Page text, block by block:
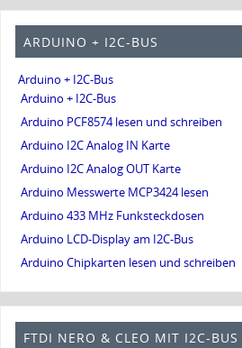
ARDUINO + I2C-BUS
Arduino + I2C-Bus
Arduino + I2C-Bus
Arduino PCF8574 lesen und schreiben
Arduino I2C Analog IN Karte
Arduino I2C Analog OUT Karte
Arduino Messwerte MCP3424 lesen
Arduino 433 MHz Funksteckdosen
Arduino LCD-Display am I2C-Bus
Arduino Chipkarten lesen und schreiben
FTDI NERO & CLEO MIT I2C-BUS